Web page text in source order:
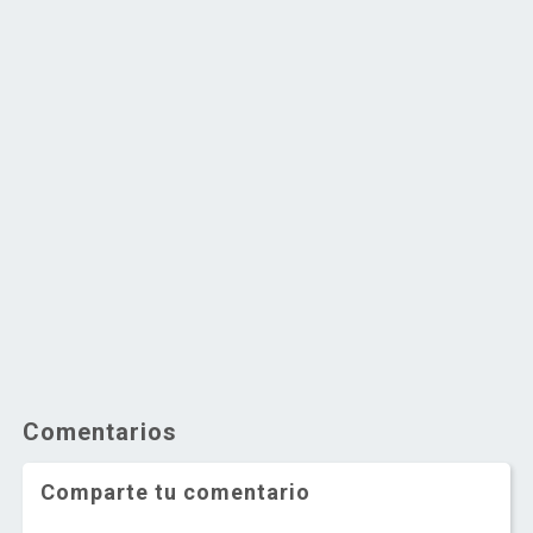
Comentarios
Comparte tu comentario